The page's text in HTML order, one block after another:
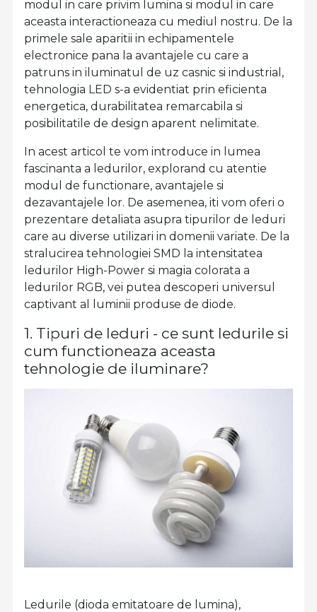
modul in care privim lumina si modul in care
aceasta interactioneaza cu mediul nostru. De la
primele sale aparitii in echipamentele
electronice pana la avantajele cu care a
patruns in iluminatul de uz casnic si industrial,
tehnologia LED s-a evidentiat prin eficienta
energetica, durabilitatea remarcabila si
posibilitatile de design aparent nelimitate.
In acest articol te vom introduce in lumea
fascinanta a ledurilor, explorand cu atentie
modul de functionare, avantajele si
dezavantajele lor. De asemenea, iti vom oferi o
prezentare detaliata asupra tipurilor de leduri
care au diverse utilizari in domenii variate. De la
stralucirea tehnologiei SMD la intensitatea
ledurilor High-Power si magia colorata a
ledurilor RGB, vei putea descoperi universul
captivant al luminii produse de diode.
1. Tipuri de leduri - ce sunt ledurile si
cum functioneaza aceasta
tehnologie de iluminare?
Ledurile (dioda emitatoare de lumina),